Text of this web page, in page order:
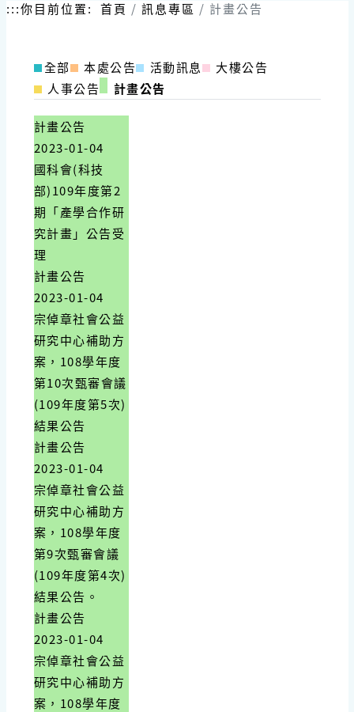
跳:::你目前位置: 首頁 訊息專區 計畫公告
全部 本處公告 活動訊息
大樓公告
人事公告
計畫公告
計畫公告
2023-01-04
國科會(科技
部)109年度第2
期「產學合作研
究計畫」公告受
理
計畫公告
2023-01-04
宗倬章社會公益
研究中心補助方
案，108學年度
第10次甄審會議
(109年度第5次)
結果公告
計畫公告
2023-01-04
宗倬章社會公益
研究中心補助方
案，108學年度
第9次甄審會議
(109年度第4次)
結果公告。
計畫公告
2023-01-04
宗倬章社會公益
研究中心補助方
案，108學年度